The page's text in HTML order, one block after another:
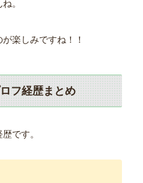
。
楽しみですね！！
フ経歴まとめ
です。